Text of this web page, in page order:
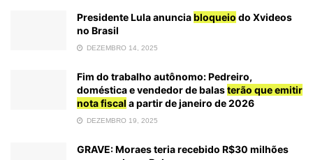
Presidente Lula anunciabloqueio do Xvideos
no Brasil
DEZEMBRO 14, 2025
Fim do trabalho autônomo: Pedreiro,
doméstica e vendedor de balasterão que emitir
nota fiscal a partir de janeiro de 2026
DEZEMBRO 19, 2025
GRAVE: Moraes teria recebido R$30 milhões